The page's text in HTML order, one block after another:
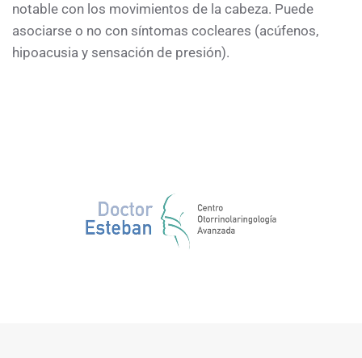
notable con los movimientos de la cabeza. Puede
asociarse o no con síntomas cocleares (acúfenos,
hipoacusia y sensación de presión).